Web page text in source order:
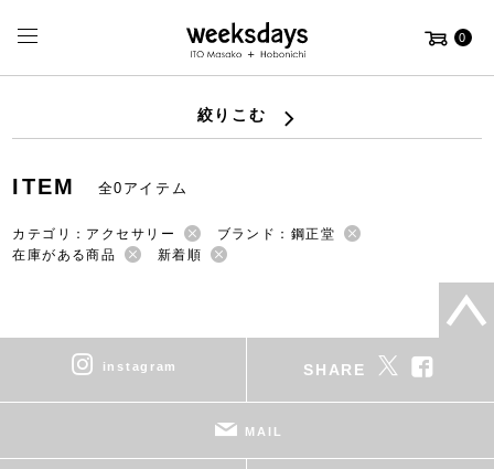
0
絞りこむ
ITEM 全0アイテム
カテゴリ：アクセサリー
ブランド：鋼正堂
在庫がある商品
新着順
instagram SHARE
MAIL